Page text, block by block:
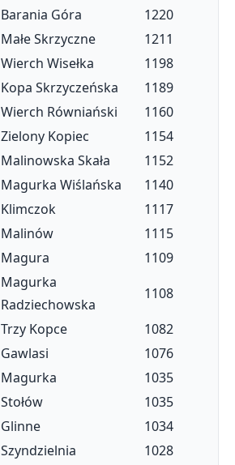
Barania Góra
1220
Małe Skrzyczne
1211
Wierch Wisełka
1198
Kopa Skrzyczeńska
1189
Wierch Równiański
1160
Zielony Kopiec
1154
Malinowska Skała
1152
Magurka Wiślańska
1140
Klimczok
1117
Malinów
1115
Magura
1109
Magurka
Radziechowska
1108
Trzy Kopce
1082
Gawlasi
1076
Magurka
1035
Stołów
1035
Glinne
1034
Szyndzielnia
1028